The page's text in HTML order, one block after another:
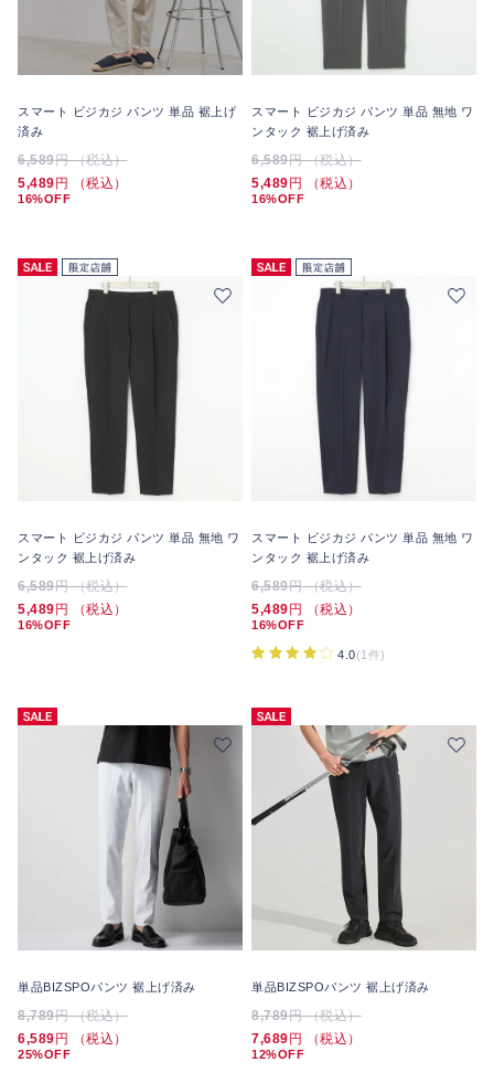
スマート ビジカジ パンツ 単品 裾上げ
済み
6,589円 （税込）
5,489 円 （税込）
16%OFF
スマート ビジカジ パンツ 単品 無地 ワ
ンタック 裾上げ済み
6,589円 （税込）
5,489 円 （税込）
16%OFF
スマート ビジカジ パンツ 単品 無地 ワ
ンタック 裾上げ済み
6,589円 （税込）
5,489 円 （税込）
16%OFF
スマート ビジカジ パンツ 単品 無地 ワ
ンタック 裾上げ済み
6,589円 （税込）
5,489 円 （税込）
16%OFF
4.0(1件)
単品BIZSPOパンツ 裾上げ済み
8,789円 （税込）
6,589 円 （税込）
25%OFF
単品BIZSPOパンツ 裾上げ済み
8,789円 （税込）
7,689 円 （税込）
12%OFF